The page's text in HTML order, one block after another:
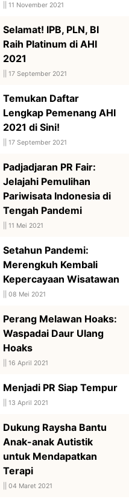
11 November 2021
Selamat! IPB, PLN, BI
Raih Platinum di AHI
2021
17 September 2021
Temukan Daftar
Lengkap Pemenang AHI
2021 di Sini!
17 September 2021
Padjadjaran PR Fair:
Jelajahi Pemulihan
Pariwisata Indonesia di
Tengah Pandemi
11 Mei 2021
Setahun Pandemi:
Merengkuh Kembali
Kepercayaan Wisatawan
08 Mei 2021
Perang Melawan Hoaks:
Waspadai Daur Ulang
Hoaks
16 April 2021
Menjadi PR Siap Tempur
13 April 2021
Dukung Raysha Bantu
Anak-anak Autistik
untuk Mendapatkan
Terapi
04 Maret 2021